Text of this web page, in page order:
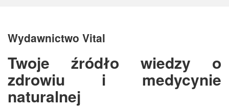
Wydawnictwo Vital
Twoje źródło wiedzy o
zdrowiu i medycynie
naturalnej